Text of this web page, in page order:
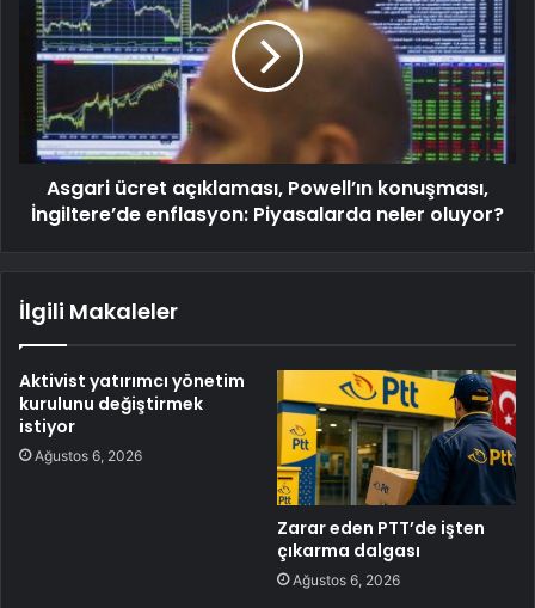
Asgari ücret açıklaması, Powell’ın konuşması,
İngiltere’de enflasyon: Piyasalarda neler oluyor?
İlgili Makaleler
Aktivist yatırımcı yönetim
kurulunu değiştirmek
istiyor
Ağustos 6, 2026
Zarar eden PTT’de işten
çıkarma dalgası
Ağustos 6, 2026